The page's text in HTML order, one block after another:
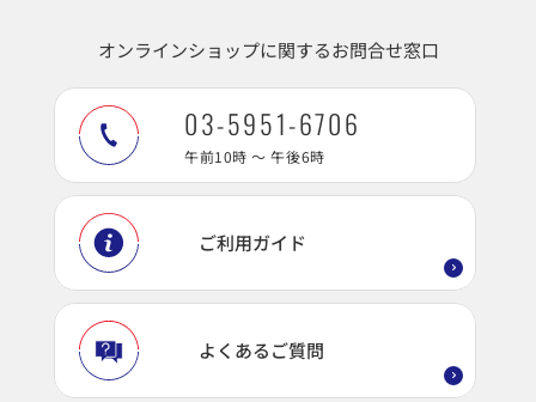
オンラインショップに関するお問合せ窓口
03-5951-6706
午前10時 ～ 午後6時
ご利用ガイド
よくあるご質問